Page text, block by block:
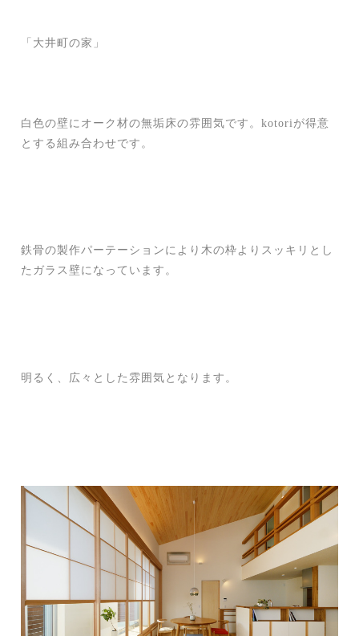
「大井町の家」
白色の壁にオーク材の無垢床の雰囲気です。kotoriが得意
とする組み合わせです。
鉄骨の製作パーテーションにより木の枠よりスッキリとし
たガラス壁になっています。
明るく、広々とした雰囲気となります。